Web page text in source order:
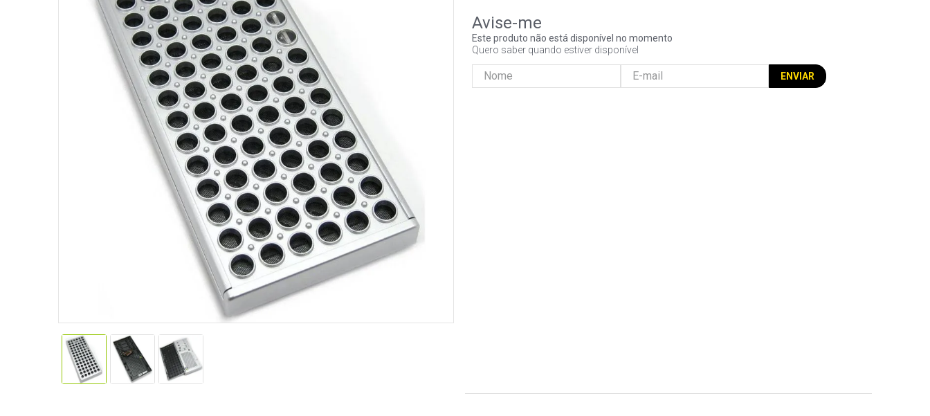
Este produto não está disponível no momento
Quero saber quando estiver disponível
ENVIAR
10º fractal